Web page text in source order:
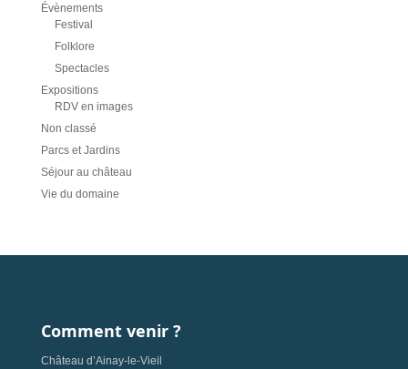
Évènements
Festival
Folklore
Spectacles
Expositions
RDV en images
Non classé
Parcs et Jardins
Séjour au château
Vie du domaine
Comment venir ?
Château d’Ainay-le-Vieil